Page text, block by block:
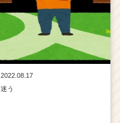
2022.08.17
迷う